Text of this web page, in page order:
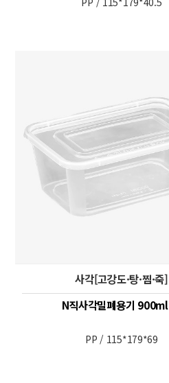
사각[고강도·탕·찜·죽]
N직사각밀폐용기 900ml
PP / 115*179*69